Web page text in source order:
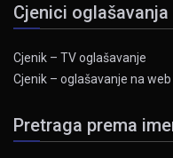
Cjenici oglašavanja
Cjenik – TV oglašavanje
Cjenik – oglašavanje na
Pretraga prema